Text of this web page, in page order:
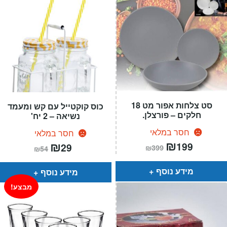
כוס קוקטייל עם קש ומעמד
נשיאה – 2 יח'
חסר במלאי
₪54 המחיר
המקורי
היה:
₪54.
₪29
הוא:
מידע נוסף
סט צלחות אפור מט 18
חלקים – פורצלן.
חסר במלאי
₪399 המחיר
המקורי
היה:
₪399.
₪199
הוא:
מידע נוסף
מבצע!